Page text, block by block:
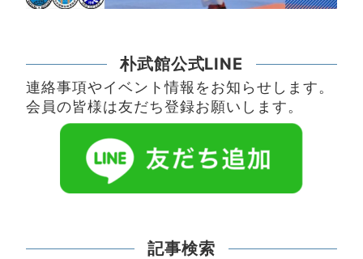
朴武館公式LINE
連絡事項やイベント情報をお知らせします。
会員の皆様は友だち登録お願いします。
記事検索